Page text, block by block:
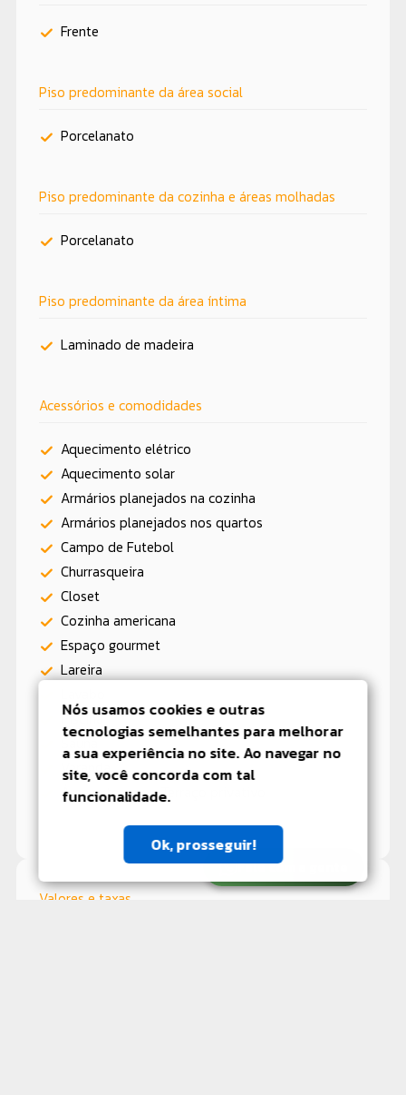
Fale com a gente
Frente
Piso predominante da área social
Porcelanato
Piso predominante da cozinha e áreas molhadas
Porcelanato
Piso predominante da área íntima
Laminado de madeira
Acessórios e comodidades
Aquecimento elétrico
Aquecimento solar
Armários planejados na cozinha
Armários planejados nos quartos
Campo de Futebol
Churrasqueira
Closet
Cozinha americana
Espaço gourmet
Lareira
Piscina
Sauna
Varanda
Área externa ou Terraço privativo
Valores e taxas
Nós usamos cookies e outras
tecnologias semelhantes para melhorar
a sua experiência no site. Ao navegar no
site, você concorda com tal
funcionalidade.
Ok, prosseguir!